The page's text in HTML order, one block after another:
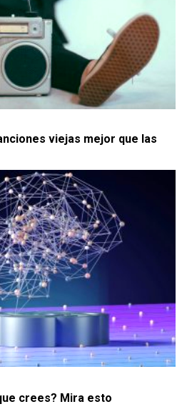
viejas mejor que las
crees? Mira esto